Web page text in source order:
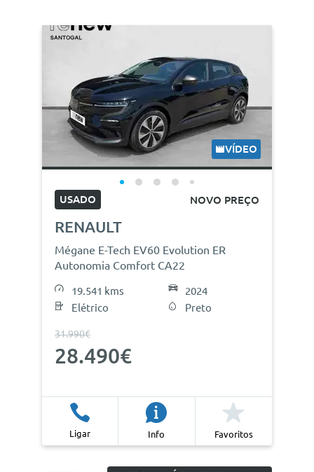
VÍDEO
USADO NOVO PREÇO
RENAULT
Mégane E-Tech EV60 Evolution ER
Autonomia Comfort CA22
19.541 kms
Elétrico
2024
Preto
31.990€
28.490€
Ligar Info Favoritos